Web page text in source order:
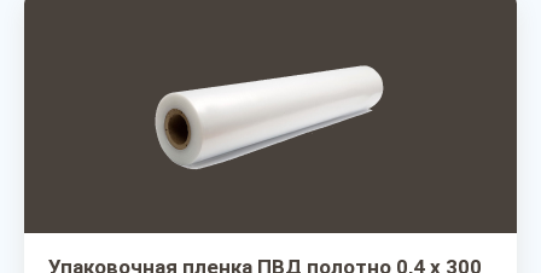
Упаковочная пленка ПВД полотно 0,4 х 300